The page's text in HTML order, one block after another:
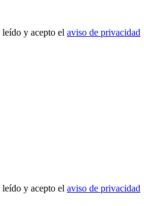
y acepto el aviso de privacidad
y acepto el aviso de privacidad